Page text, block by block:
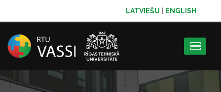
LATVIEŠU ENGLISH